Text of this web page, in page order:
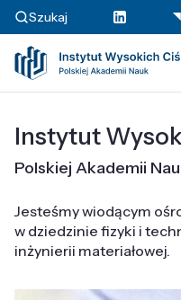
Szukaj
Instytut
Polskiej Akademii
Jesteśmy wiodącym
w dziedzinie fizyki i
inżynierii materiałowej.